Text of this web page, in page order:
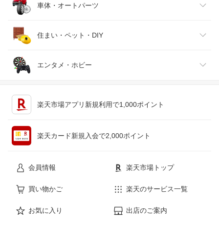
靴
腕時計
ジュエリー・アクセサリー
日本酒・焼酎
TV・オーディオ・カメラ
スマートフォン・タブレット
パソコン・周辺機器
スポーツ・アウトドア
ゴルフ
車体・オートパーツ
車用品・バイク用品
車・バイク
住まい・ペット・DIY
インテリア・寝具・収納
エンタメ・ホビー
本・雑誌・コミック
楽天市場アプリ新規利用で1,000ポイント
楽天カード新規入会で2,000ポイント
会員情報 楽天市場トップ
買い物かご 楽天のサービス一覧
お気に入り 出店のご案内